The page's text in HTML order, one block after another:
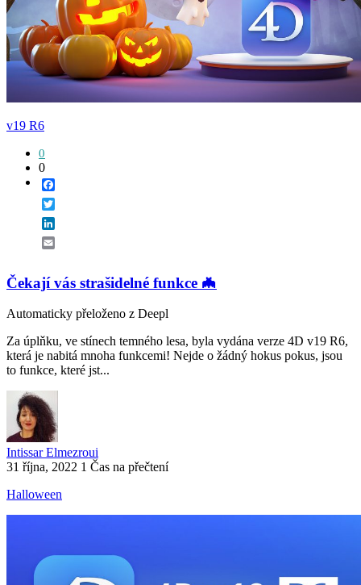
v19 R6
0
0
Čekají vás strašidelné funkce 🦇
Automaticky přeloženo z Deepl
Za úplňku, ve stínech temného lesa, byla vydána verze 4D v19 R6,
která je nabitá mnoha funkcemi! Nejde o žádný hokus pokus, jsou
to funkce, které jst...
Intissar Elmezroui
31 října, 2022 1 Čas na přečtení
Halloween